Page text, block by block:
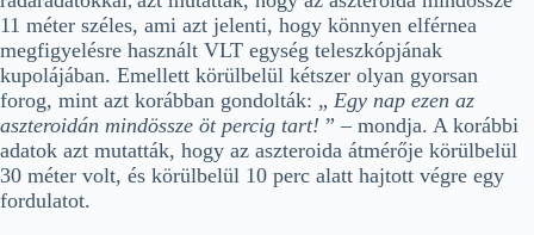
11 méter széles, ami azt jelenti, hogy könnyen elférnea
megfigyelésre használt VLT egység teleszkópjának
kupolájában. Emellett körülbelül kétszer olyan gyorsan
forog, mint azt korábban gondolták: „ Egy nap ezen az
aszteroidán mindössze öt percig tart! ” – mondja. A korábbi
adatok azt mutatták, hogy az aszteroida átmérője körülbelül
30 méter volt, és körülbelül 10 perc alatt hajtott végre egy
fordulatot.